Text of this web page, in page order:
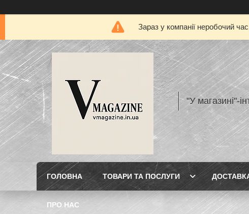
Зараз у компанії неробочий
"У магазині"-
ГОЛОВНА ТОВАРИ ТА ПОСЛУГИ
ПРО НАС